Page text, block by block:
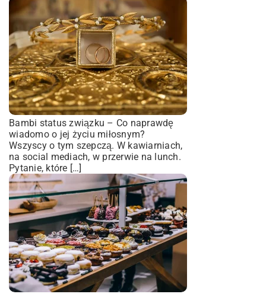
Bambi status związku – Co naprawdę
wiadomo o jej życiu miłosnym?
Wszyscy o tym szepczą. W kawiarniach,
na social mediach, w przerwie na lunch.
Pytanie, które […]